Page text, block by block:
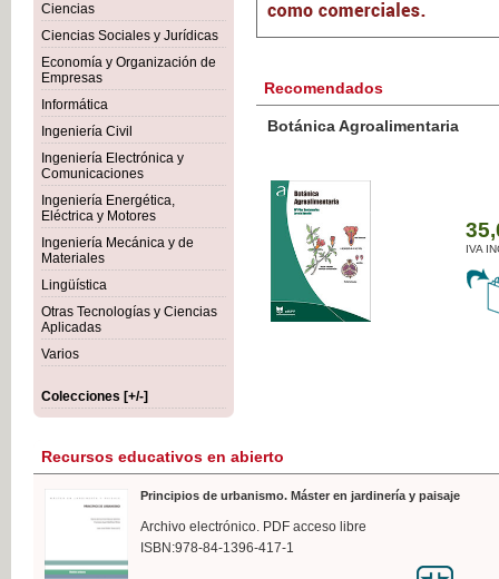
Ciencias
Ciencias Sociales y Jurídicas
Economía y Organización de
Empresas
Informática
Ingeniería Civil
Ingeniería Electrónica y
Comunicaciones
Ingeniería Energética,
Eléctrica y Motores
Ingeniería Mecánica y de
Materiales
Lingüística
Otras Tecnologías y Ciencias
Aplicadas
Varios
Colecciones [+/-]
Recomendados
Botánica Agroalimentaria
IVA
Recursos educativos en abierto
Principios de urbanismo. Máster en jardinería y paisaje
Archivo electrónico. PDF acceso libre
ISBN:978-84-1396-417-1